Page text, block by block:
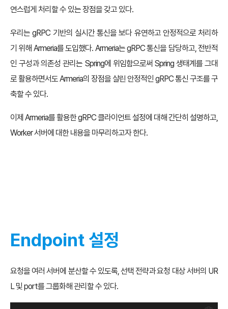
연스럽게 처리할 수 있는 장점을 갖고 있다.
우리는 gRPC 기반의 실시간 통신을 보다 유연하고 안정적으로 처리하
기 위해 Armeria를 도입했다. Armeria는 gRPC 통신을 담당하고, 전반적
인 구성과 의존성 관리는 Spring에 위임함으로써 Spring 생태계를 그대
로 활용하면서도 Armeria의 장점을 살린 안정적인 gRPC 통신 구조를 구
축할 수 있다.
이제 Armeria를 활용한 gRPC 클라이언트 설정에 대해 간단히 설명하고,
Worker 서버에 대한 내용을 마무리하고자 한다.
Endpoint 설정
요청을 여러 서버에 분산할 수 있도록, 선택 전략과 요청 대상 서버의 UR
L 및 port를 그룹화해 관리할 수 있다.